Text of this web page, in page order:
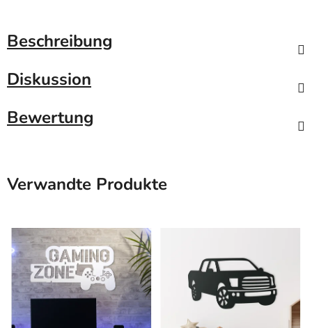
Beschreibung
Diskussion
Bewertung
Verwandte Produkte